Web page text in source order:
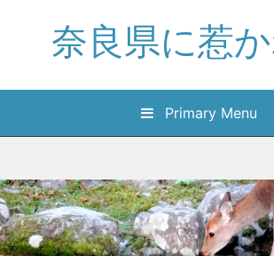
奈良県に惹
Primary Menu